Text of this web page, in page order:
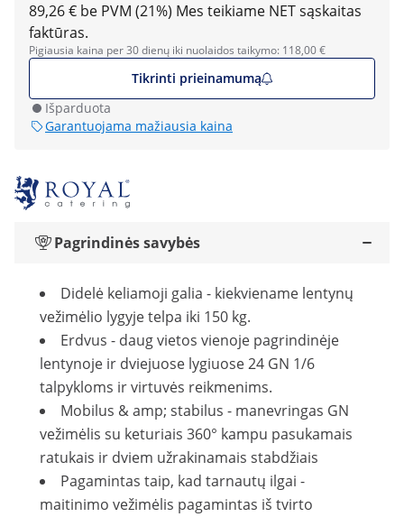
89,26 € be PVM (21%) Mes teikiame NET sąskaitas
faktūras.
Pigiausia kaina per 30 dienų iki nuolaidos taikymo: 118,00 €
Tikrinti prieinamumą
Išparduota
Garantuojama mažiausia kaina
Pagrindinės savybės
Didelė keliamoji galia - kiekviename lentynų
vežimėlio lygyje telpa iki 150 kg.
Erdvus - daug vietos vienoje pagrindinėje
lentynoje ir dviejuose lygiuose 24 GN 1/6
talpykloms ir virtuvės reikmenims.
Mobilus & amp; stabilus - manevringas GN
vežimėlis su keturiais 360° kampu pasukamais
ratukais ir dviem užrakinamais stabdžiais
Pagamintas taip, kad tarnautų ilgai -
maitinimo vežimėlis pagamintas iš tvirto